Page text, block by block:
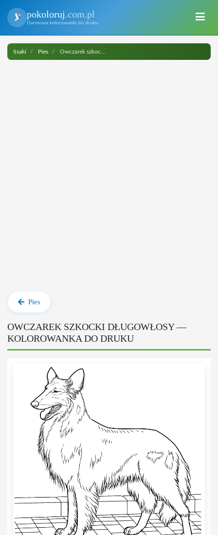
pokoloruj.com.pl
Darmowe kolorowanki do druku
Ssaki Pies Owczarek szkocki długowłosy do druku
Pies
OWCZAREK SZKOCKI DŁUGOWŁOSY —
KOLOROWANKA DO DRUKU